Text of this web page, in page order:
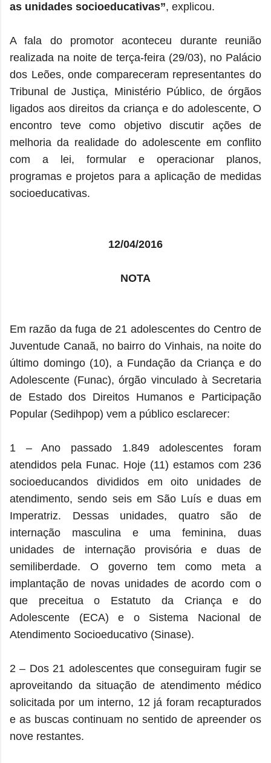
as unidades socioeducativas”, explicou.
A fala do promotor aconteceu durante reunião
realizada na noite de terça-feira (29/03), no Palácio
dos Leões, onde compareceram representantes do
Tribunal de Justiça, Ministério Público, de órgãos
ligados aos direitos da criança e do adolescente, O
encontro teve como objetivo discutir ações de
melhoria da realidade do adolescente em conflito
com a lei, formular e operacionar planos,
programas e projetos para a aplicação de medidas
socioeducativas.
12/04/2016
NOTA
Em razão da fuga de 21 adolescentes do Centro de
Juventude Canaã, no bairro do Vinhais, na noite do
último domingo (10), a Fundação da Criança e do
Adolescente (Funac), órgão vinculado à Secretaria
de Estado dos Direitos Humanos e Participação
Popular (Sedihpop) vem a público esclarecer:
1 – Ano passado 1.849 adolescentes foram
atendidos pela Funac. Hoje (11) estamos com 236
socioeducandos divididos em oito unidades de
atendimento, sendo seis em São Luís e duas em
Imperatriz. Dessas unidades, quatro são de
internação masculina e uma feminina, duas
unidades de internação provisória e duas de
semiliberdade. O governo tem como meta a
implantação de novas unidades de acordo com o
que preceitua o Estatuto da Criança e do
Adolescente (ECA) e o Sistema Nacional de
Atendimento Socioeducativo (Sinase).
2 – Dos 21 adolescentes que conseguiram fugir se
aproveitando da situação de atendimento médico
solicitada por um interno, 12 já foram recapturados
e as buscas continuam no sentido de apreender os
nove restantes.